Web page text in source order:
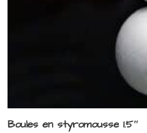
Boules en styromousse 1.5″